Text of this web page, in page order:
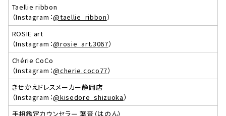
Taellie ribbon
（Instagram：@taellie_ribbon）
ROSIE art
（Instagram：@rosie_art.3067）
Chérie CoCo
（Instagram：@cherie.coco77）
きせかえドレスメーカー静岡店
（Instagram：@kisedore_shizuoka）
手相鑑定カウンセラー 葉音（はのん）